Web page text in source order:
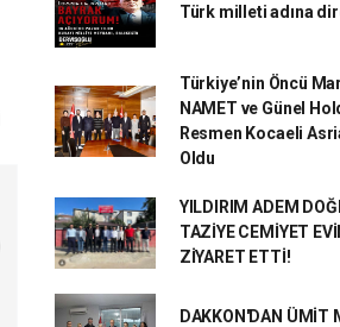
Türk milleti adına
Türkiye’nin Öncü
NAMET ve Günel
Resmen Kocaeli
Oldu
YILDIRIM ADEM
TAZİYE CEMİYET
ZİYARET ETTİ!
DAKKON'DAN ÜMİT